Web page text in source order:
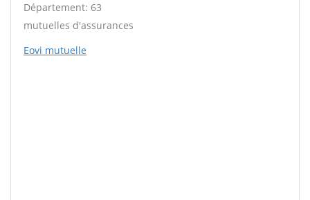
Département: 63
mutuelles d'assurances
Eovi mutuelle